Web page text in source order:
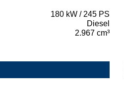
180 kW / 245 PS
Diesel
2.967 cm³